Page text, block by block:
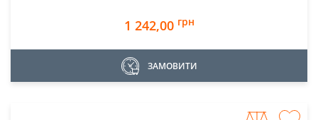
1 242,00 грн
ЗАМОВИТИ